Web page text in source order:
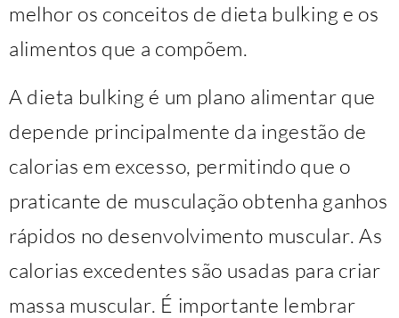
melhor os conceitos de dieta bulking e os
alimentos que a compõem.
A dieta bulking é um plano alimentar que
depende principalmente da ingestão de
calorias em excesso, permitindo que o
praticante de musculação obtenha ganhos
rápidos no desenvolvimento muscular. As
calorias excedentes são usadas para criar
massa muscular. É importante lembrar